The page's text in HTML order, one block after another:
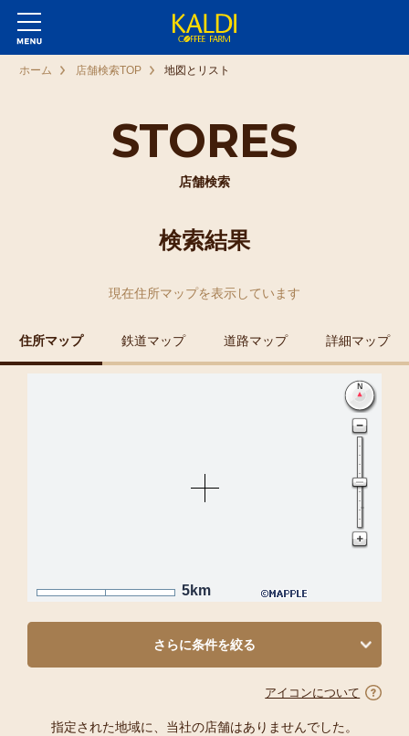
STORES
店舗検索
ホーム 店舗検索TOP 地図とリスト
検索結果
現在住所マップを表示しています
住所マップ 鉄道マップ 道路マップ 詳細マップ
5km
さらに条件を絞る
アイコンについて
指定された地域に、当社の店舗はありませんでした。